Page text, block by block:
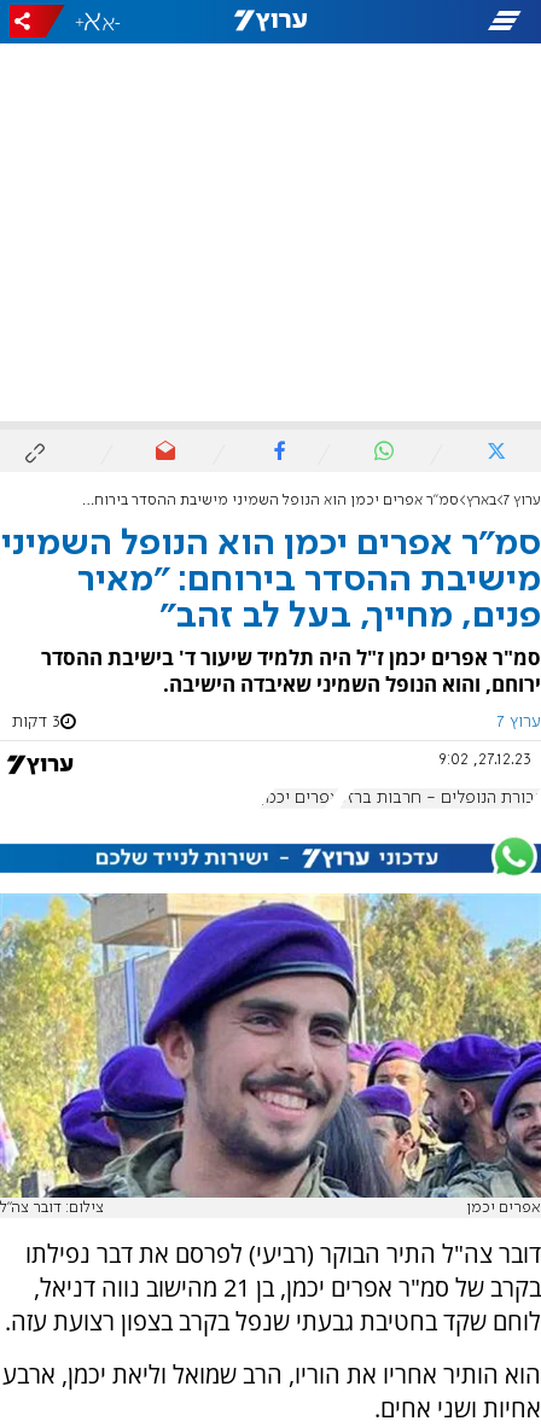
-
+
ערוץ 7 בארץ סמ"ר אפרים יכמן הוא הנופל השמיני מישיבת ההסדר בירוחם: "מאיר פנים, מחייך, בעל לב זהב"
סמ"ר אפרים יכמן הוא הנופל השמיני
מישיבת ההסדר בירוחם: "מאיר
פנים, מחייך, בעל לב זהב"
סמ"ר אפרים יכמן ז"ל היה תלמיד שיעור ד' בישיבת ההסדר
ירוחם, והוא הנופל השמיני שאיבדה הישיבה.
ערוץ 7 3 דקות
27.12.23, 9:02
גבורת הנופלים - חרבות ברזל אפרים יכמן
אפרים יכמן צילום: דובר צה"ל
דובר צה"ל התיר הבוקר (רביעי) לפרסם את דבר נפילתו
בקרב של סמ"ר אפרים יכמן, בן 21 מהישוב נווה דניאל,
לוחם שקד בחטיבת גבעתי שנפל בקרב בצפון רצועת עזה.
הוא הותיר אחריו את הוריו, הרב שמואל וליאת יכמן, ארבע
אחיות ושני אחים.